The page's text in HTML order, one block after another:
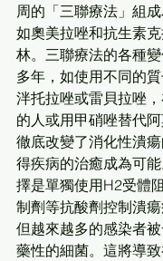
周的「三聯療法」組
如奧美拉唑和抗生素
林。三聯療法的各種
多年，如使用不同的
泮托拉唑或雷貝拉唑
的人或用甲硝唑替代
徹底改變了消化性潰
得疾病的治癒成為可
擇是單獨使用H2受體
制劑等抗酸劑控制潰瘍
但越來越多的感染者
藥性的細菌。這將導